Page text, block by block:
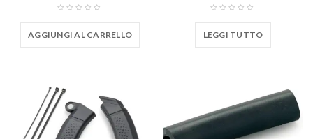
AGGIUNGI AL CARRELLO LEGGI TUTTO